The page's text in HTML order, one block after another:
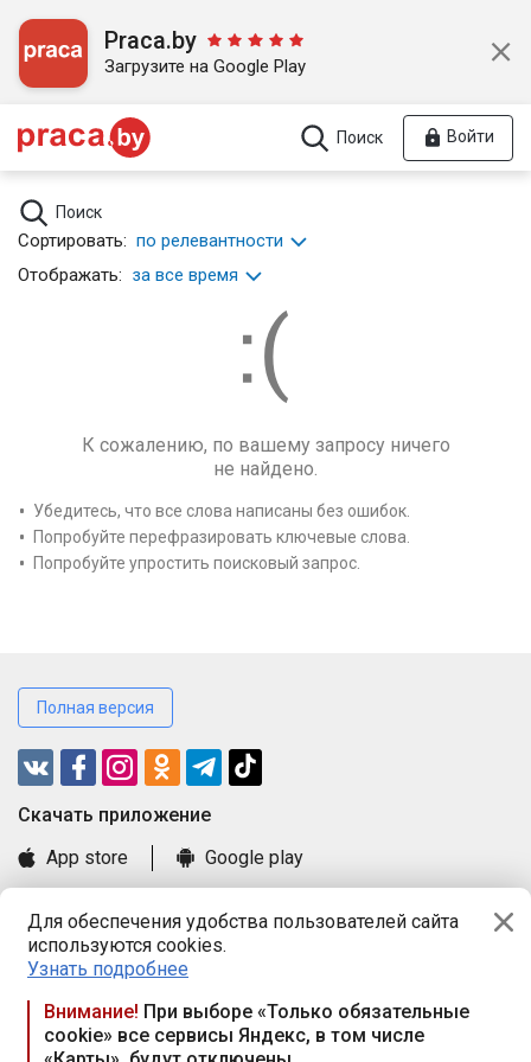
Для обеспечения удобства пользователей сайта
используются cookies.
Узнать подробнее
Внимание! При выборе «Только обязательные
cookie» все сервисы Яндекс, в том числе
Praca.by
Загрузите на Google Play
Поиск Войти
Поиск
Сортировать: по релевантности
Отображать: за все время
К сожалению, по вашему запросу ничего
не найдено.
Убедитесь, что все слова написаны без ошибок.
Попробуйте перефразировать ключевые слова.
Попробуйте упростить поисковый запрос.
Полная версия
Cкачать приложение
App store
Google play
Книга замечаний и предложений
Правила и документы
Praca.by © 2000—2026, ООО «ПРАЦА БАЙ»
Республика Беларусь, 220114, г. Минск, пр-т Независимости
117а, пом. № 9.